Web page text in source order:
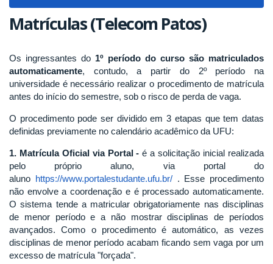
Matrículas (Telecom Patos)
Os ingressantes do 1º período do curso são matriculados
automaticamente, contudo, a partir do 2º período na
universidade é necessário realizar o procedimento de matrícula
antes do início do semestre, sob o risco de perda de vaga.
O procedimento pode ser dividido em 3 etapas que tem datas
definidas previamente no calendário acadêmico da UFU:
1. Matrícula Oficial via Portal - é a solicitação inicial realizada
pelo próprio aluno, via portal do
aluno https://www.portalestudante.ufu.br/. Esse procedimento
não envolve a coordenação e é processado automaticamente.
O sistema tende a matricular obrigatoriamente nas disciplinas
de menor período e a não mostrar disciplinas de períodos
avançados. Como o procedimento é automático, as vezes
disciplinas de menor período acabam ficando sem vaga por um
excesso de matrícula "forçada".